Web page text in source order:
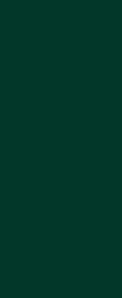
de Google Play